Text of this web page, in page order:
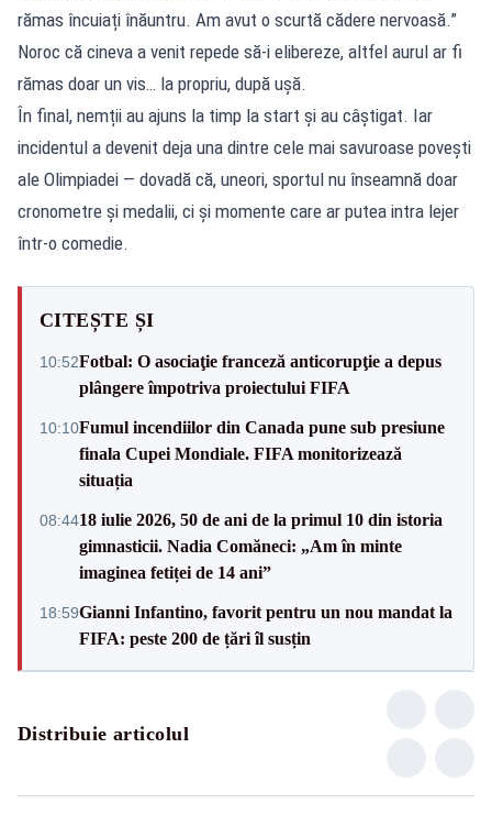
rămas încuiați înăuntru. Am avut o scurtă cădere nervoasă.”
Noroc că cineva a venit repede să-i elibereze, altfel aurul ar fi
rămas doar un vis… la propriu, după ușă.
În final, nemții au ajuns la timp la start și au câștigat. Iar
incidentul a devenit deja una dintre cele mai savuroase povești
ale Olimpiadei — dovadă că, uneori, sportul nu înseamnă doar
cronometre și medalii, ci și momente care ar putea intra lejer
într-o comedie.
CITEȘTE ȘI
10:52Fotbal: O asociaţie franceză anticorupţie a depus
plângere împotriva proiectului FIFA
10:10Fumul incendiilor din Canada pune sub presiune
finala Cupei Mondiale. FIFA monitorizează
situația
08:4418 iulie 2026, 50 de ani de la primul 10 din istoria
gimnasticii. Nadia Comăneci: „Am în minte
imaginea fetiței de 14 ani”
18:59Gianni Infantino, favorit pentru un nou mandat la
FIFA: peste 200 de țări îl susțin
Distribuie articolul